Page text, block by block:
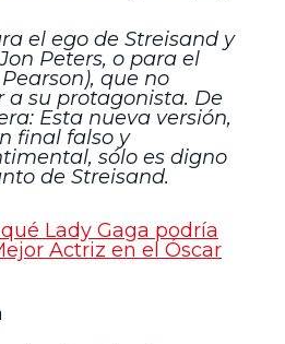
el ego de Streisand y
Peters, o para el
que no
a su protagonista. De
Esta nueva versión,
final falso y
sólo es digno
de Streisand.
Lady Gaga podría
Actriz en el Óscar